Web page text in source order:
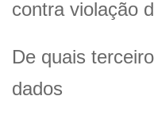
contra violação
De quais
dados